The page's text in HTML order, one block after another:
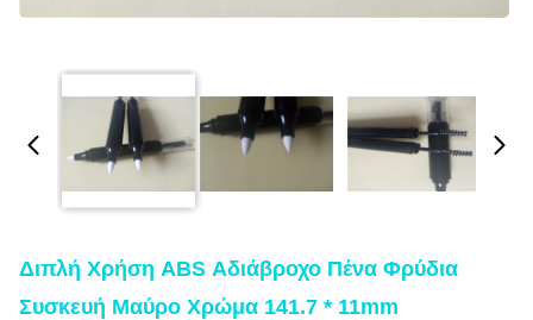
Διπλή Χρήση ABS Αδιάβροχο Πένα Φρύδια
Συσκευή Μαύρο Χρώμα 141.7 * 11mm